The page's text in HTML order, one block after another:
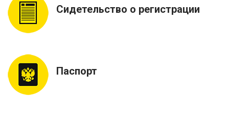
Сидетельство о регистрации
Паспорт